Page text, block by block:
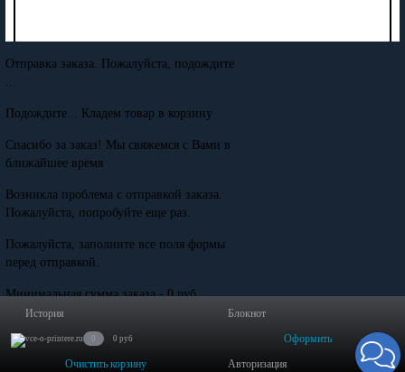
История Блокнот
0 0 руб
Оформить
Очистить корзину
Авторизация
Отправка заказа. Пожалуйста, подождите
Подождите... Кладем товар в корзину
Спасибо за заказ! Мы свяжемся с Вами в
ближайшее время
Возникла проблема с отправкой заказа.
Пожалуйста, попробуйте еще раз.
Пожалуйста, заполните все поля формы
перед отправкой.
Минимальная сумма заказа - 0 руб.